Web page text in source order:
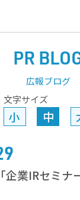
PR
広報ブログ
文字サイズ
小 中
企業IRセミナ